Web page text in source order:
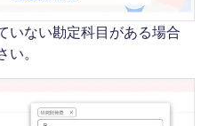
いない勘定科目がある場合
。